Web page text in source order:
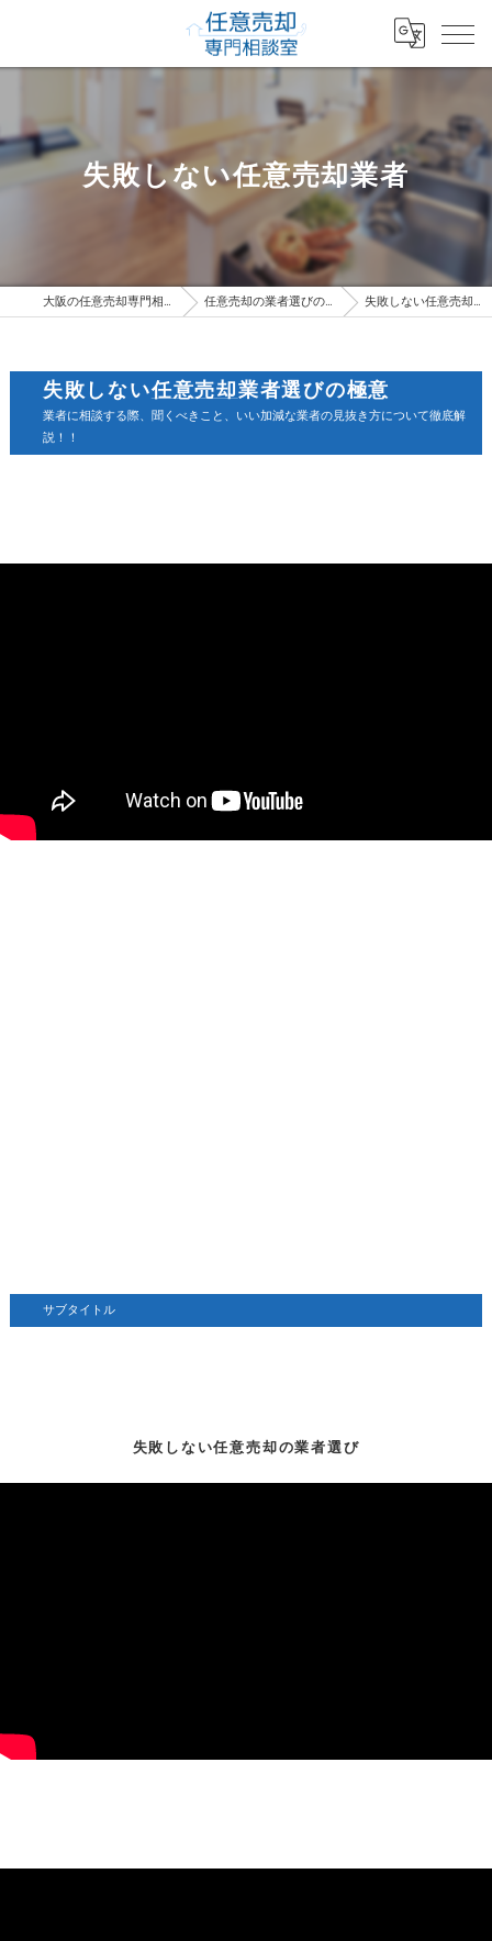
失敗しない任意売却業者
大阪の任意売却専門相談室 任意売却の業者選びの極意 失敗しない任意売却業者
失敗しない任意売却業者選びの極意
業者に相談する際、聞くべきこと、いい加減な業者の見抜き方について徹底解
説！！
サブタイトル
失敗しない任意売却の業者選び